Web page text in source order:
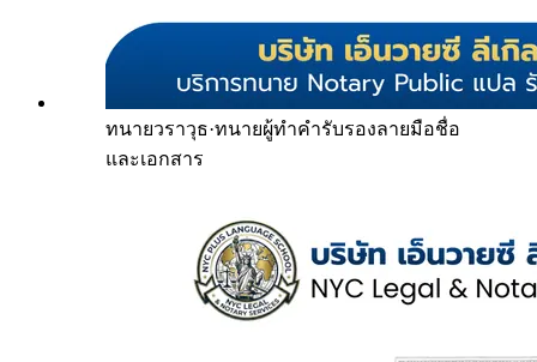
ทนายวราวุธ·ทนายผู้ทำคำรับรองลายมือชื่อ
และเอกสาร